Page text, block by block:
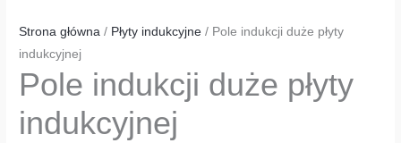
Strona główna / Płyty indukcyjne / Pole indukcji duże płyty
indukcyjnej
Pole indukcji duże płyty
indukcyjnej